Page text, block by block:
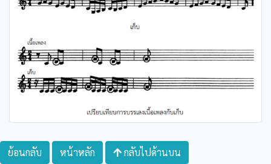
ย้อนกลับ หน้าหลัก กลับไปด้านบน